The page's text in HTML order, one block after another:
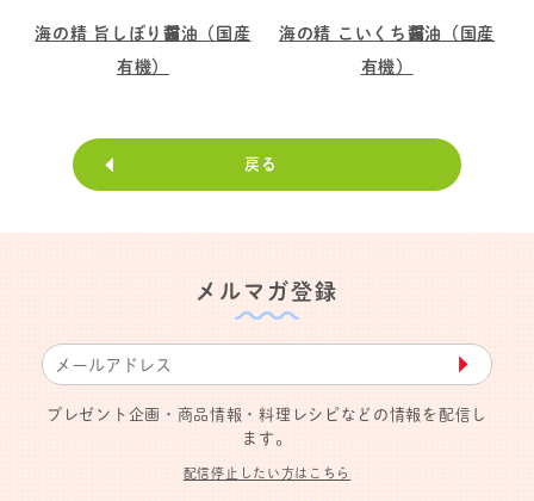
海の精 旨しぼり醤油（国産
有機）
海の精 こいくち醤油（国産
有機）
戻る
メルマガ登録
▶︎
プレゼント企画・商品情報・料理レシピなどの情報を配信し
ます。
配信停止したい方はこちら